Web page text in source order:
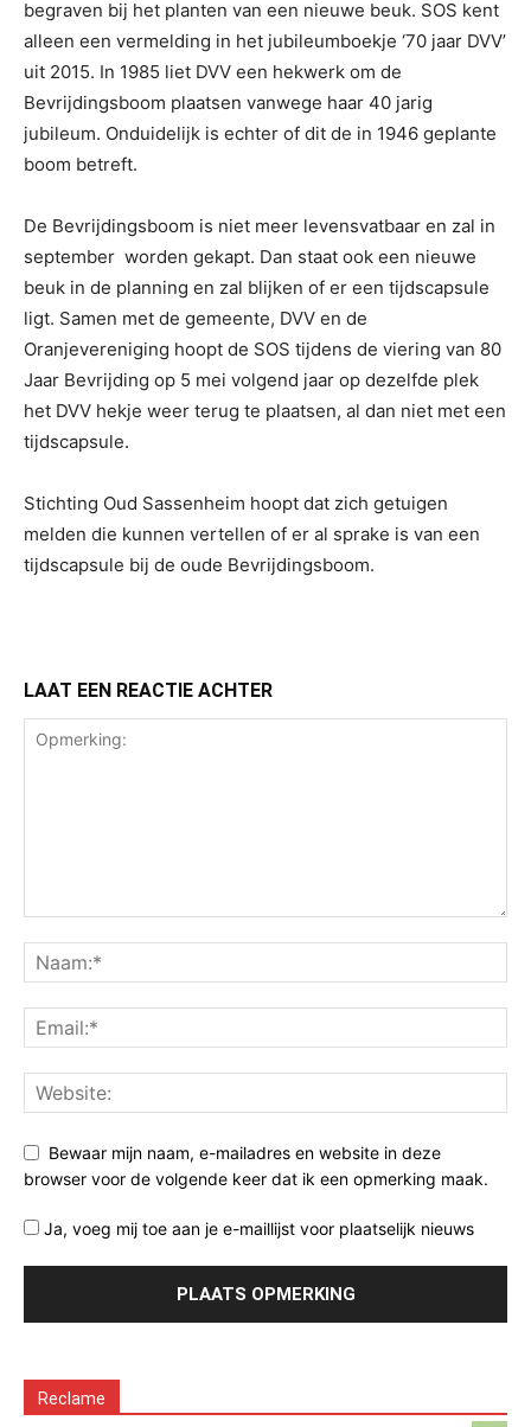
begraven bij het planten van een nieuwe beuk. SOS kent
alleen een vermelding in het jubileumboekje ‘70 jaar DVV’
uit 2015. In 1985 liet DVV een hekwerk om de
Bevrijdingsboom plaatsen vanwege haar 40 jarig
jubileum. Onduidelijk is echter of dit de in 1946 geplante
boom betreft.
De Bevrijdingsboom is niet meer levensvatbaar en zal in
september worden gekapt. Dan staat ook een nieuwe
beuk in de planning en zal blijken of er een tijdscapsule
ligt. Samen met de gemeente, DVV en de
Oranjevereniging hoopt de SOS tijdens de viering van 80
Jaar Bevrijding op 5 mei volgend jaar op dezelfde plek
het DVV hekje weer terug te plaatsen, al dan niet met een
tijdscapsule.
Stichting Oud Sassenheim hoopt dat zich getuigen
melden die kunnen vertellen of er al sprake is van een
tijdscapsule bij de oude Bevrijdingsboom.
LAAT EEN REACTIE ACHTER
Bewaar mijn naam, e-mailadres en website in deze
browser voor de volgende keer dat ik een opmerking maak.
Ja, voeg mij toe aan je e-maillijst voor plaatselijk nieuws
Reclame